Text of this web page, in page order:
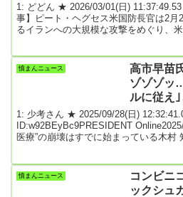
1: どどん ★ 2026/03/01(日)
事】ピート・ヘグセス米国防長官は2月
るイランへの大規模な攻撃をめぐり、
はX（旧ツイッター）への投稿で、「
うに米国人を殺害したり脅したりすれ
して殺害する」と述べた。米国...
憤まんニュース
高市早苗
ゾゾゾッ
ルに従え
末路 ★4
1: 少考さん ★ 2025/09/28(日)
ID:w92BEyBc9PRESIDENT
医療”の崩壊はすでに始まっている木村
ている。人命を扱う医療現場も例外で
「外国人が鹿を蹴り上げた」自民党総
憤まんニュース
コンビニ
ックシュ